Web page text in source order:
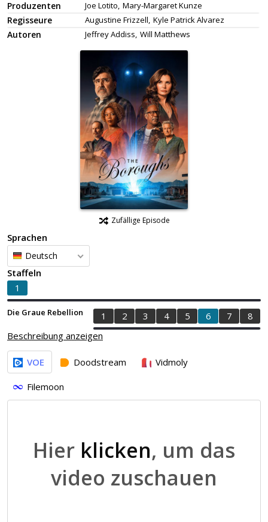
Produzenten Joe Lotito, Mary-Margaret Kunze
Regisseure Augustine Frizzell, Kyle Patrick Alvarez
Autoren Jeffrey Addiss, Will Matthews
Zufällige Episode
Sprachen
Deutsch
Staffeln
1
Die Graue Rebellion 1 2 3 4 5 6 7
8
Beschreibung anzeigen
VOE Doodstream Vidmoly
Filemoon
Hier klicken, um das
video zuschauen